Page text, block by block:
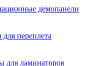
демопанели
переплета
для ламинаторов